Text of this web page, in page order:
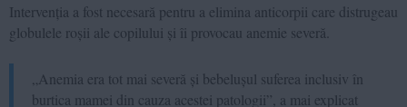
Intervenția a fost necesară pentru a elimina anticorpii care distrugeau
globulele roșii ale copilului și îi provocau anemie severă.
„Anemia era tot mai severă și bebelușul suferea inclusiv în
burtica mamei din cauza acestei patologii”, a mai explicat